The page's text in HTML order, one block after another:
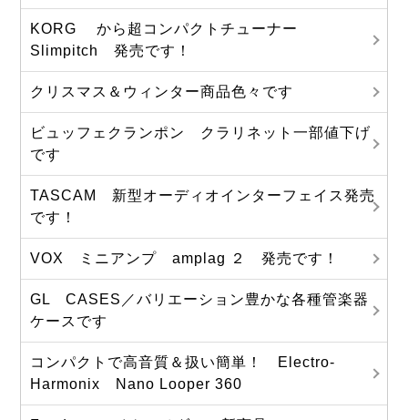
KORG から超コンパクトチューナー
Slimpitch 発売です！
クリスマス＆ウィンター商品色々です
ビュッフェクランポン クラリネット一部値下げ
です
TASCAM 新型オーディオインターフェイス発売
です！
VOX ミニアンプ amplag ２ 発売です！
GL CASES／バリエーション豊かな各種管楽器
ケースです
コンパクトで高音質＆扱い簡単！ Electro-
Harmonix Nano Looper 360